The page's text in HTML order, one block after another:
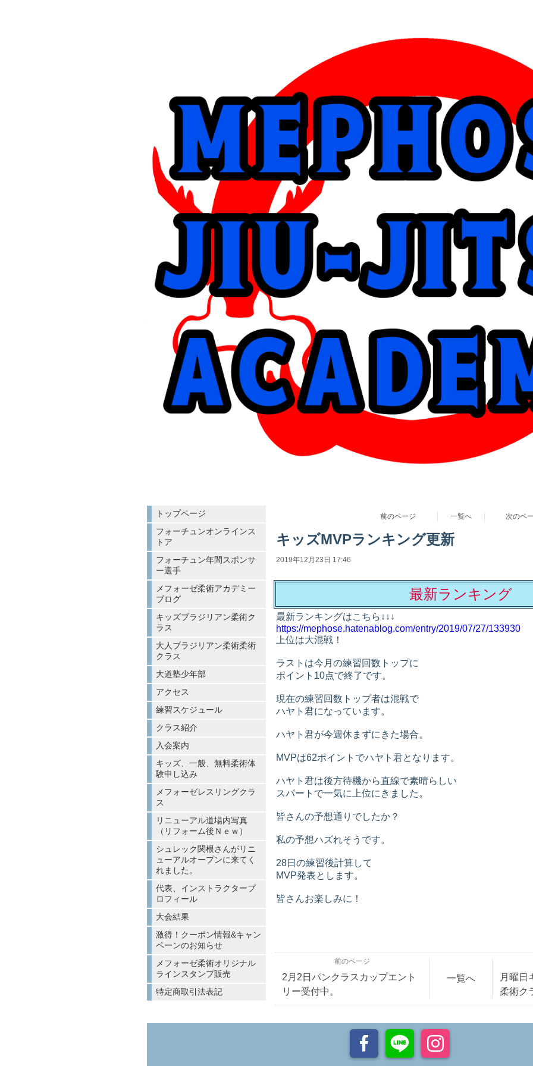
前のページ 一覧へ 次のペ
キッズMVPランキング更新
2019年12月23日 17:46
最新ランキング
最新ランキングはこちら↓↓↓
https://mephose.hatenablog.com/entry/2019/07/27/133930
上位は大混戦！
ラストは今月の練習回数トップに
ポイント10点で終了です。
現在の練習回数トップ者は混戦で
ハヤト君になっています。
ハヤト君が今週休まずにきた場合。
MVPは62ポイントでハヤト君となります。
ハヤト君は後方待機から直線で素晴らしい
スパートで一気に上位にきました。
皆さんの予想通りでしたか？
私の予想ハズれそうです。
28日の練習後計算して
MVP発表とします。
皆さんお楽しみに！
前のページ
2月2日パンクラスカップエント
リー受付中。
一覧へ
月曜日
柔術ク
トップページ
フォーチュンオンラインス
トア
フォーチュン年間スポンサ
ー選手
メフォーゼ柔術アカデミー
ブログ
キッズブラジリアン柔術ク
ラス
大人ブラジリアン柔術柔術
クラス
大道塾少年部
アクセス
練習スケジュール
クラス紹介
入会案内
キッズ、一般、無料柔術体
験申し込み
メフォーゼレスリングクラ
ス
リニューアル道場内写真
（リフォーム後Ｎｅｗ）
シュレック関根さんがリニ
ューアルオープンに来てく
れました。
代表、インストラクタープ
ロフィール
大会結果
激得！クーポン情報&キャン
ペーンのお知らせ
メフォーゼ柔術オリジナル
ラインスタンプ販売
特定商取引法表記